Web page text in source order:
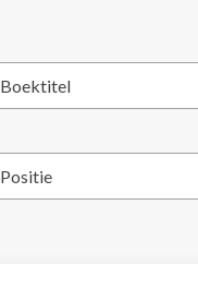
Boektitel
Positie